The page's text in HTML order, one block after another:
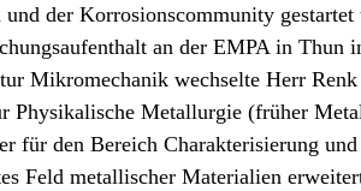
und der Korrosionscommunity
an der EMPA in Thun
Mikromechanik wechselte Herr
Physikalische Metallurgie (früher
für den Bereich Charakterisierung
Feld metallischer Materialien